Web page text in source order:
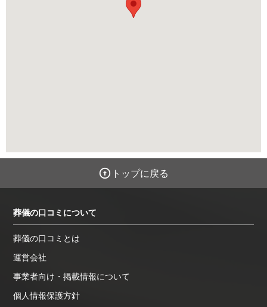
トップに戻る
葬儀の口コミについて
葬儀の口コミとは
運営会社
事業者向け・掲載情報について
個人情報保護方針